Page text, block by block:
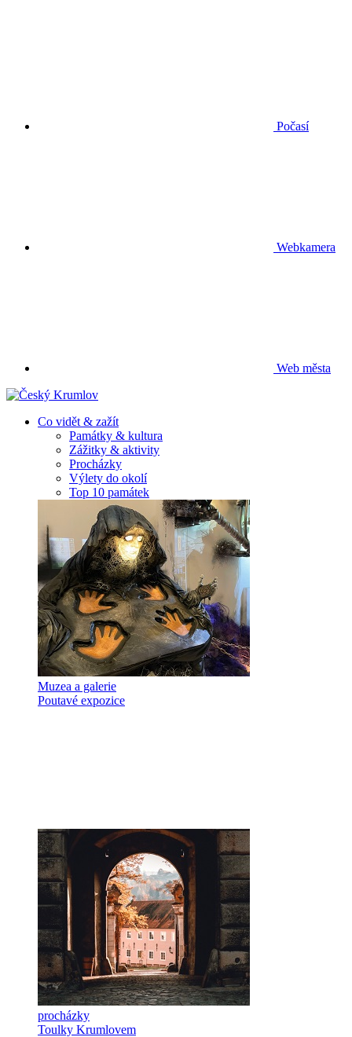
Počasí
Webkamera
Web města
Co vidět & zažít
Památky & kultura
Zážitky & aktivity
Procházky
Výlety do okolí
Top 10 památek
Muzea a galerie
Poutavé expozice
procházky
Toulky Krumlovem